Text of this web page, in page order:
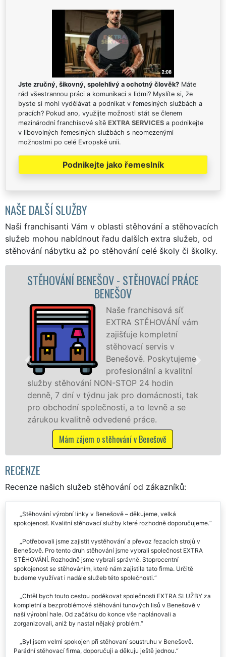
Jste zručný, šikovný, spolehlivý a ochotný člověk? Máte
rád všestrannou práci a komunikaci s lidmi? Myslíte si, že
byste si mohl vydělávat a podnikat v řemeslných službách a
pracích? Pokud ano, využijte možnosti stát se členem
mezinárodní franchisové sítě EXTRA SERVICES a podnikejte
v libovolných řemeslných službách s neomezenými
možnostmi po celé Evropské unii.
Podnikejte jako řemeslník
NAŠE DALŠÍ SLUŽBY
Naši franchisanti Vám v oblasti stěhování a stěhovacích
služeb mohou nabídnout řadu dalších extra služeb, od
stěhování nábytku až po stěhování celé školy či školky.
PRÁCE
tak
STĚHOVACÍ SLUŽBA BENEŠOV -
STĚHOVACÍ FIRMA BENEŠOV
Poskytujeme
stěhovací
Benešově na
špičkové
speciální
technikou.
služby zajišťujeme domácnostem i
celém okresu Benešov se zárukou
franchisové sítě EXTRA STĚHOVÁNÍ.
Nabízíme stěhovací služby NON-STOP
včetně víkendů a svátků bez příplatků.
Mám zájem o stěhovací služby v
RECENZE
Recenze našich služeb stěhování od zákazníků:
Stěhování výrobní linky v Benešově – děkujeme, velká
Potřebovali jsme zajistit vystěhování a převoz řezacích strojů v
Benešově. Pro tento druh stěhování jsme vybrali společnost EXTRA
STĚHOVÁNÍ. Rozhodně jsme vybrali správně. Stoprocentní
spokojenost se stěhováním, které nám zajistila tato firma. Určitě
Chtěl bych touto cestou poděkovat společnosti EXTRA SLUŽBY za
kompletní a bezproblémové stěhování tunových lisů v Benešově v
naší výrobní hale. Od začátku do konce vše naplánovali a
Byl jsem velmi spokojen při stěhovaní soustruhu v Benešově.